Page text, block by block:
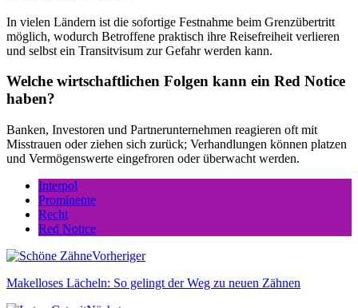
In vielen Ländern ist die sofortige Festnahme beim Grenzübertritt
möglich, wodurch Betroffene praktisch ihre Reisefreiheit verlieren
und selbst ein Transitvisum zur Gefahr werden kann.
Welche wirtschaftlichen Folgen kann ein Red Notice
haben?
Banken, Investoren und Partnerunternehmen reagieren oft mit
Misstrauen oder ziehen sich zurück; Verhandlungen können platzen
und Vermögenswerte eingefroren oder überwacht werden.
Interpol
Prominente
Recht
Red Notice
Vorheriger
Makelloses Lächeln: So gelingt der Weg zu neuen Zähnen